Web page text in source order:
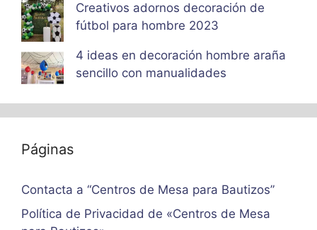
Creativos adornos decoración de
fútbol para hombre 2023
4 ideas en decoración hombre araña
sencillo con manualidades
Páginas
Contacta a “Centros de Mesa para Bautizos”
Política de Privacidad de «Centros de Mesa